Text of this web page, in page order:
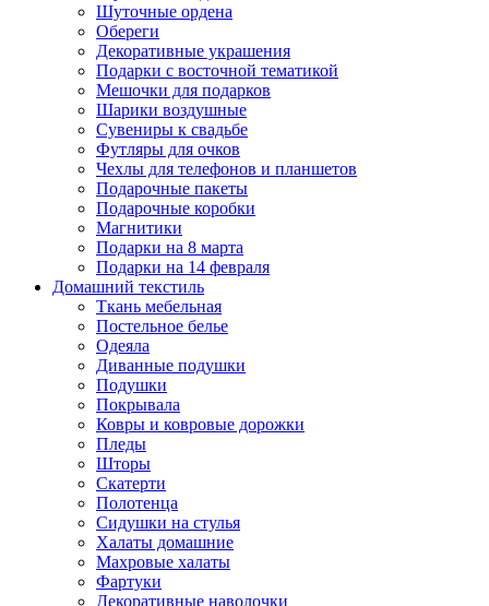
Шуточные ордена
Обереги
Декоративные украшения
Подарки с восточной тематикой
Мешочки для подарков
Шарики воздушные
Сувениры к свадьбе
Футляры для очков
Чехлы для телефонов и планшетов
Подарочные пакеты
Подарочные коробки
Магнитики
Подарки на 8 марта
Подарки на 14 февраля
Домашний текстиль
Ткань мебельная
Постельное белье
Одеяла
Диванные подушки
Подушки
Покрывала
Ковры и ковровые дорожки
Пледы
Шторы
Скатерти
Полотенца
Сидушки на стулья
Халаты домашние
Махровые халаты
Фартуки
Декоративные наволочки